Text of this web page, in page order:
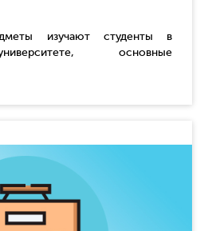
изучают студенты в
основные